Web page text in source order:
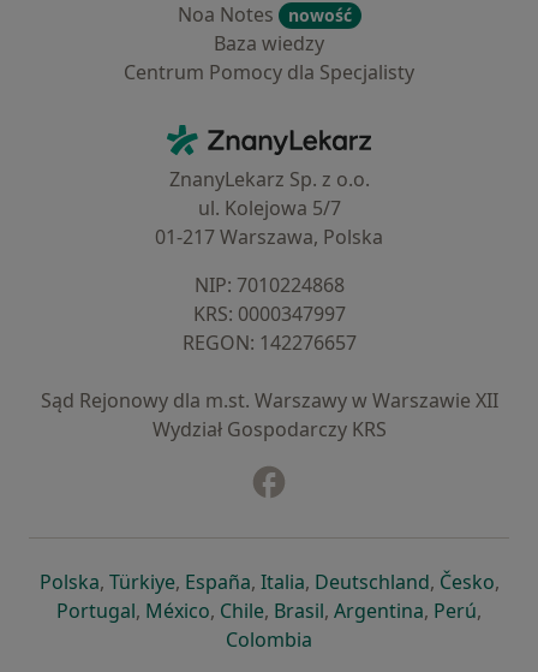
Noa Notes
nowość
Baza wiedzy
Centrum Pomocy dla Specjalisty
ZnanyLekarz - Strona główna
ZnanyLekarz Sp. z o.o.
ul. Kolejowa 5/7
01-217 Warszawa, Polska
NIP: ⁠7010224868
KRS: ⁠0000347997
REGON: ⁠142276657
Sąd Rejonowy dla m.st. Warszawy w Warszawie XII
Wydział Gospodarczy KRS
Polskaotwiera się w nowej karcie
, Türkiyeotwiera się w nowej karcie
, Españaotwiera się w nowej karcie
, Italiaotwiera się w nowej
, Deutschlandotwiera się
, Česko,
Portugalotwiera się w nowej karcie
, Méxicootwiera się w nowej karcie
, Chileotwiera się w nowej karcie
, Brasilotwiera się w nowej
, Argentinaotwiera się
, Perú,
Colombia